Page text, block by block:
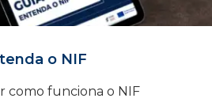
o NIF
como funciona o NIF